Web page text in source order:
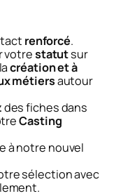
renforcé.
votrestatutsur
création et à
métiersautour
des fiches dans
Casting
à notre nouvel
sélection avec